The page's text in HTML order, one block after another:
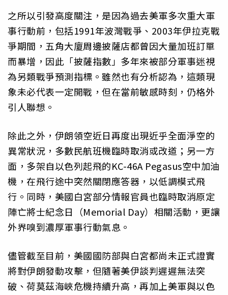
之所以引發高度關注，是因為過去美軍多次重大軍
事行動前，包括1991年波灣戰爭、2003年伊拉克戰
爭期間，五角大廈周邊披薩店都曾因大量加班訂單
而暴增，因此「披薩指數」多年來被部分軍事迷視
為另類戰爭預測指標。雖然也有分析認為，這類現
象未必代表一定開戰，但在當前敏感時刻，仍格外
引人聯想。
除此之外，伊朗領空近日再度出現近乎全面淨空的
異常狀況，多數民航班機臨時取消或改道；另一方
面，多架自以色列起飛的KC-46A Pegasus空中加油
機，在飛行途中突然關閉應答器，以低調模式飛
行。同時，美國白宮部分情報官員也臨時取消原定
陣亡將士紀念日（Memorial Day）相關活動，更讓
外界嗅到濃厚軍事行動氣息。
儘管截至目前，美國國防部與白宮都尚未正式證實
將對伊朗發動攻擊，但隨著美伊談判遲遲無法突
破、荷莫茲海峽危機持續升高，再加上美軍與以色